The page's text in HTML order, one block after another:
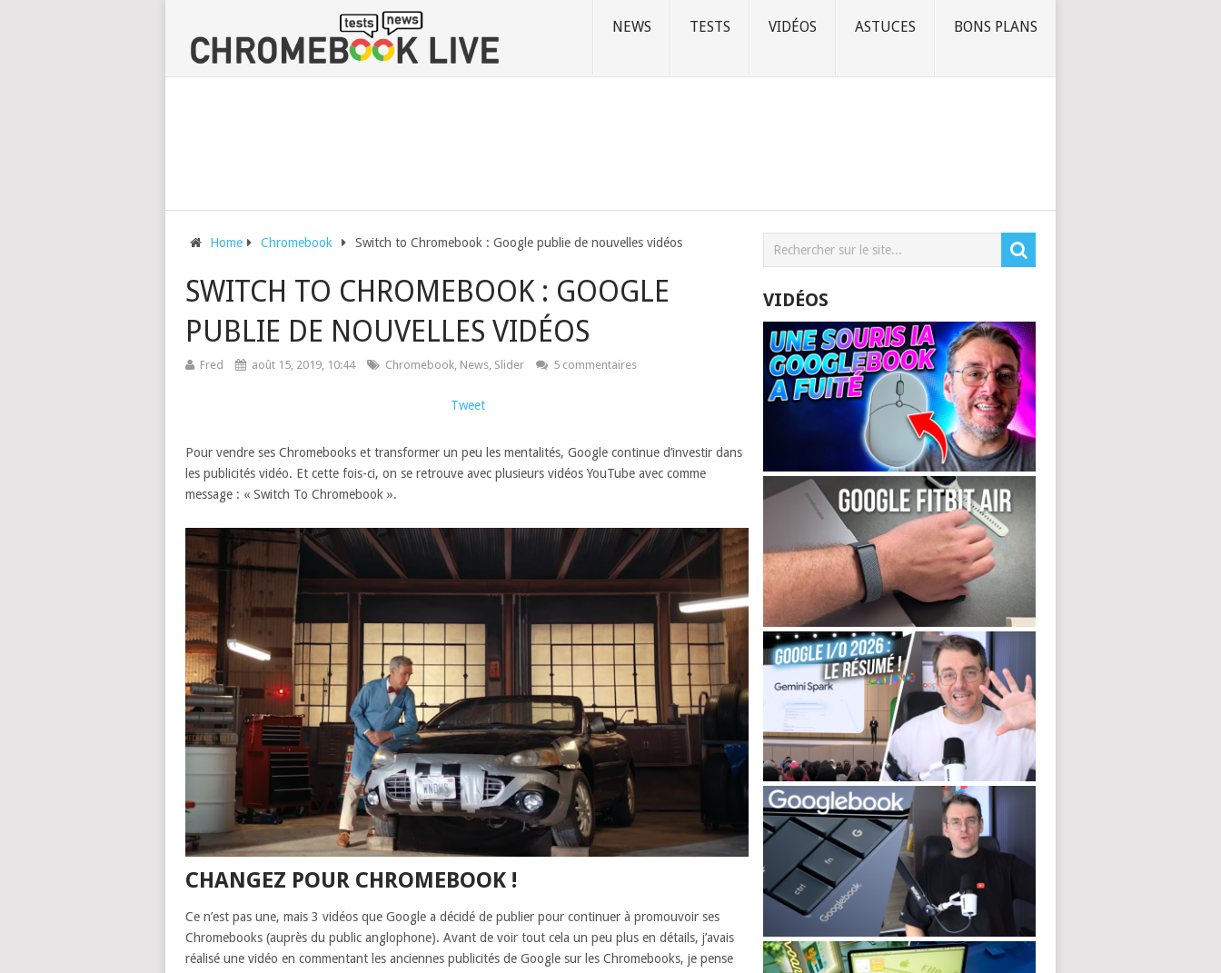
NEWS TESTS VIDÉOS ASTUCES BONS PLANS
Home Chromebook Switch to Chromebook : Google publie de nouvelles vidéos
SWITCH TO CHROMEBOOK : GOOGLE
PUBLIE DE NOUVELLES VIDÉOS
Fred août 15, 2019, 10:44 Chromebook, News, Slider 5 commentaires
Tweet
Pour vendre ses Chromebooks et transformer un peu les mentalités, Google continue d’investir dans
les publicités vidéo. Et cette fois-ci, on se retrouve avec plusieurs vidéos YouTube avec comme
message : « Switch To Chromebook ».
CHANGEZ POUR CHROMEBOOK !
Ce n’est pas une, mais 3 vidéos que Google a décidé de publier pour continuer à promouvoir ses
Chromebooks (auprès du public anglophone). Avant de voir tout cela un peu plus en détails, j’avais
réalisé une vidéo en commentant les anciennes publicités de Google sur les Chromebooks, je pense
VIDÉOS